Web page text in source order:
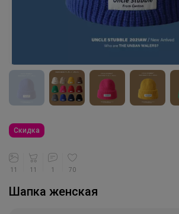
Скидка
11 11 1 70
Шапка женская
Леныра
Эксклюзивные бантики Точно
ЛЕНУSЯ
расцветках